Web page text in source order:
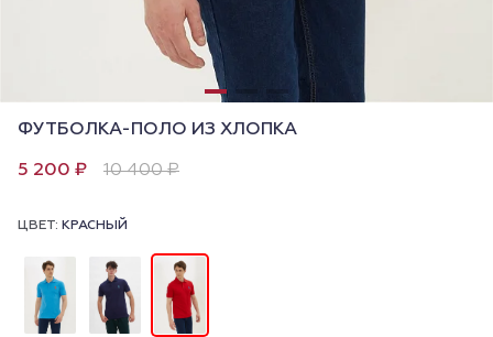
ФУТБОЛКА-ПОЛО ИЗ ХЛОПКА
5 200 ₽ 10 400 ₽
ЦВЕТ: КРАСНЫЙ